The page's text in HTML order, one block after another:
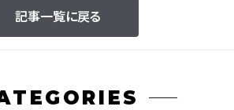
記事一覧に戻る